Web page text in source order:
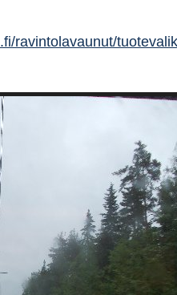
ravintolavaunut/